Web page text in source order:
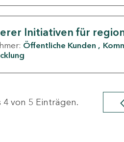
Initiativen für
Öffentliche Kunden
4 von 5 Einträgen.